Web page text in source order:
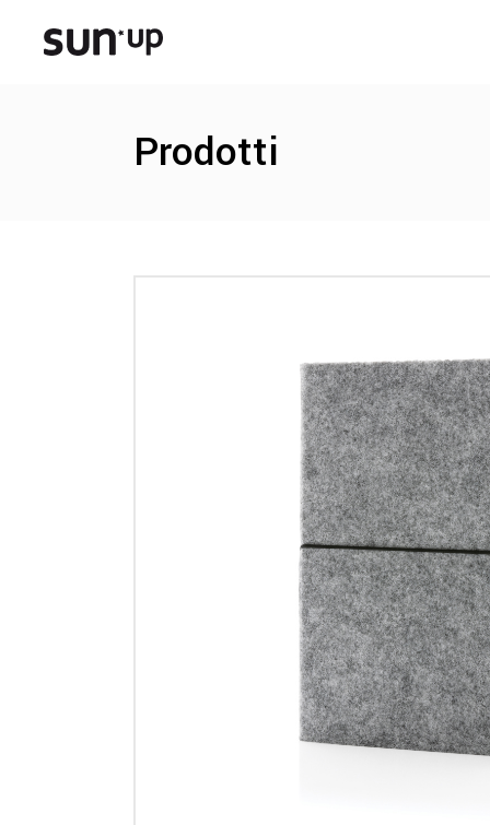
Prodotti